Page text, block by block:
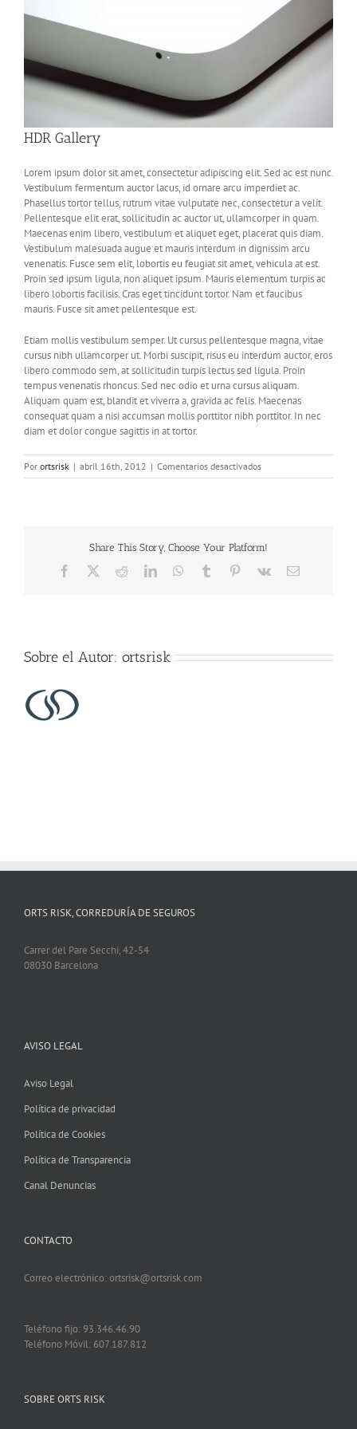
HDR Gallery
Lorem ipsum dolor sit amet, consectetur adipiscing elit. Sed ac est nunc.
Vestibulum fermentum auctor lacus, id ornare arcu imperdiet ac.
Phasellus tortor tellus, rutrum vitae vulputate nec, consectetur a velit.
Pellentesque elit erat, sollicitudin ac auctor ut, ullamcorper in quam.
Maecenas enim libero, vestibulum et aliquet eget, placerat quis diam.
Vestibulum malesuada augue et mauris interdum in dignissim arcu
venenatis. Fusce sem elit, lobortis eu feugiat sit amet, vehicula at est.
Proin sed ipsum ligula, non aliquet ipsum. Mauris elementum turpis ac
libero lobortis facilisis. Cras eget tincidunt tortor. Nam et faucibus
mauris. Fusce sit amet pellentesque est.
Etiam mollis vestibulum semper. Ut cursus pellentesque magna, vitae
cursus nibh ullamcorper ut. Morbi suscipit, risus eu interdum auctor, eros
libero commodo sem, at sollicitudin turpis lectus sed ligula. Proin
tempus venenatis rhoncus. Sed nec odio et urna cursus aliquam.
Aliquam quam est, blandit et viverra a, gravida ac felis. Maecenas
consequat quam a nisi accumsan mollis porttitor nibh porttitor. In nec
diam et dolor congue sagittis in at tortor.
Por ortsrisk | abril 16th, 2012 | Comentarios desactivadosen
HDR
Share This Story, Choose Your Platform!
Facebook RedditLinkedInWhatsApp
Tumblr Pinterest
Vk
Correo
Sobre el Autor: ortsrisk
ORTS RISK, CORREDURÍA DE SEGUROS
Carrer del Pare Secchi, 42-54
08030 Barcelona
AVISO LEGAL
Aviso Legal
Política de privacidad
Política de Cookies
Política de Transparencia
Canal Denuncias
CONTACTO
Correo electrónico: ortsrisk@ortsrisk.com
Teléfono fijo: 93.346.46.90
Teléfono Móvil: 607.187.812
SOBRE ORTS RISK